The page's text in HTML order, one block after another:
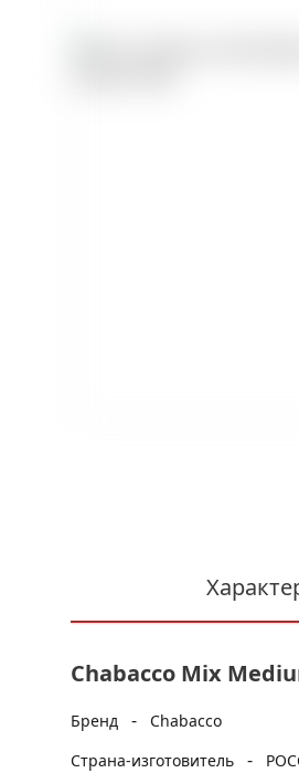
Chabacco Mix
Бренд -
Chabacco
Страна-изготовитель
-